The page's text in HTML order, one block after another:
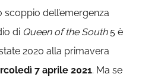
dell’emergenza
di Queen of the South5 è
2020 alla primavera
7 aprile 2021. Ma se